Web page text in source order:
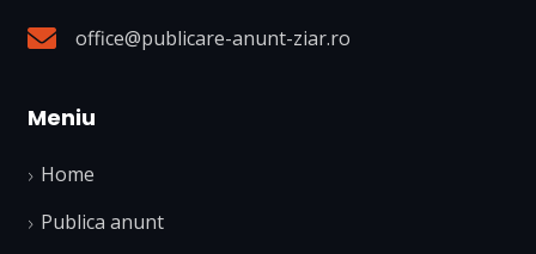
office@publicare-anunt-ziar.ro
Meniu
Home
Publica anunt